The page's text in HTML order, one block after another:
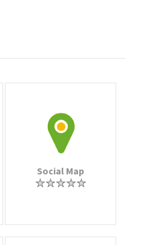
Social Map